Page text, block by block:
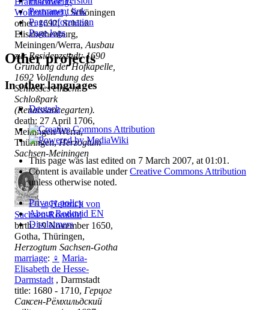
Wolfenbüttel, Schöningen
other: 1692, Schloß
Elisabethenburg,
Meiningen/Werra, Ausbau
zur Residenzstadt: 1690
Gründung der Hofkapelle,
1692 Vollendung des
Schlosses einschl.
Schloßpark
(Renaissancegarten).
death: 27 April 1706,
Meiningen/Werra,
Thüringen,Herzogtum
Sachsen-Meiningen
♂ Heinrich von
Sachsen-Römhild
birth: 19 November 1650,
Gotha, Thüringen,
Herzogtum Sachsen-Gotha
marriage: ♀ Maria-
Elisabeth de Hesse-
Darmstadt , Darmstadt
title: 1680 - 1710, Герцог
Саксен-Рёмхильдский
Permanent link
Page information
Page logs
Other projects
In other languages
Deutsch
This page was last edited on 7 March 2007, at 01:01.
Content is available underCreative Commons Attribution
unless otherwise noted.
Privacy policy
About Rodovid EN
Disclaimers